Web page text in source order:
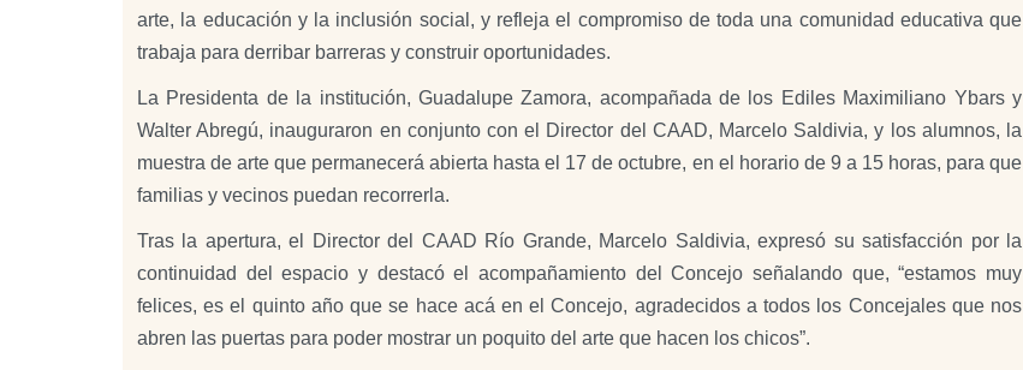
arte, la educación y la inclusión social, y refleja el compromiso de toda una comunidad educativa que
trabaja para derribar barreras y construir oportunidades.
La Presidenta de la institución, Guadalupe Zamora, acompañada de los Ediles Maximiliano Ybars y
Walter Abregú, inauguraron en conjunto con el Director del CAAD, Marcelo Saldivia, y los alumnos, la
muestra de arte que permanecerá abierta hasta el 17 de octubre, en el horario de 9 a 15 horas, para que
familias y vecinos puedan recorrerla.
Tras la apertura, el Director del CAAD Río Grande, Marcelo Saldivia, expresó su satisfacción por la
continuidad del espacio y destacó el acompañamiento del Concejo señalando que, “estamos muy
felices, es el quinto año que se hace acá en el Concejo, agradecidos a todos los Concejales que nos
abren las puertas para poder mostrar un poquito del arte que hacen los chicos”.